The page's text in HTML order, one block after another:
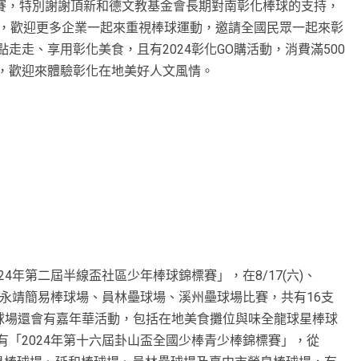
特別謝謝頂新和德文教基金會長期對南彰化棒球的支持，
歡迎更多企業一起來重視棒球運動，邀請全國民眾一起來彰
走、享用彰化美食，且有2024彰化GO購活動，消費滿500
迎來體驗彰化在地美好人文風情。
年第二屆半線盃社區少年棒球錦標賽」，在8/17(六)、
簡易棒球場、員林壘球場、溪州壘球場比賽，共有16支
還會有嘉年華活動，包括在地美食攤位與味全龍球星棒球
2024年第十六屆卦山盃全國少棒青少棒錦標賽」，從